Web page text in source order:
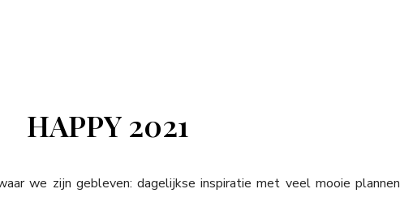
HAPPY 2021
we zijn gebleven: dagelijkse inspiratie met veel mooie plannen